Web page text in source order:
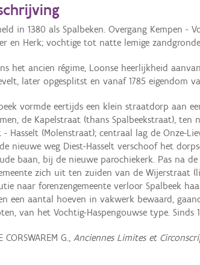
in 1380 als Spalbeken. Overgang Kempen -
en Herk; vochtige tot natte lemige
het ancien régime, Loonse heerlijkheid
later opgesplitst en vanaf 1785 eigendom
vormde eertijds een klein straatdorp aan
de Kapelstraat (thans Spalbeekstraat), ten
- Hasselt (Molenstraat); centraal lag de Onze-
nieuwe weg Diest-Hasselt verschoof het
baan, bij de nieuwe parochiekerk. Pas na
zich uit ten zuiden van de Wijerstraat
naar forenzengemeente verloor Spalbeek
een aantal hoeven in vakwerk bewaard,
van het Vochtig-Haspengouwse type. Sinds
CORSWAREM G., Anciennes Limites et